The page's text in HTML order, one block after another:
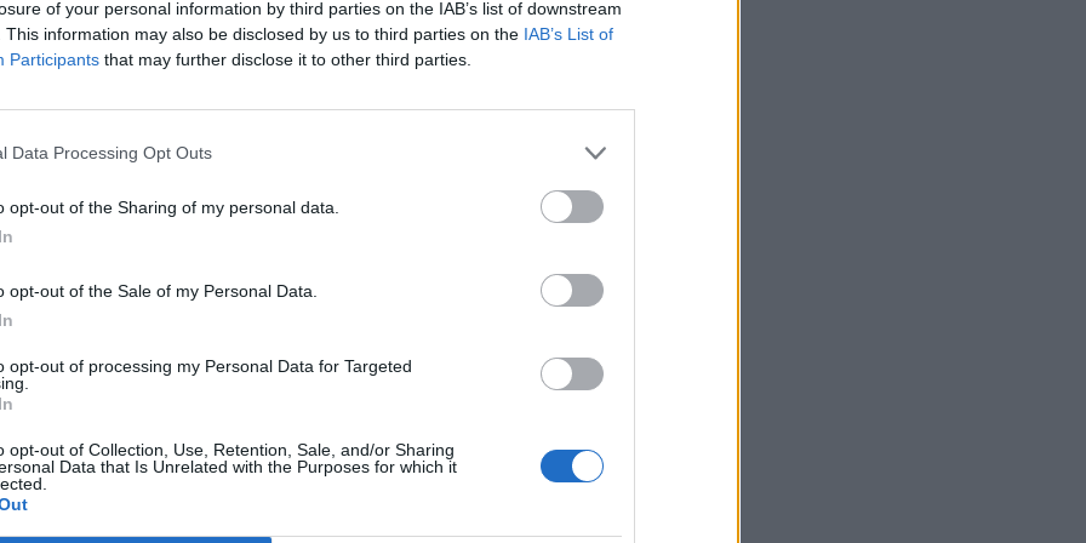
of your personal information by third parties on the IAB’s list of downstream
This information may also be disclosed by us to third parties on the IAB’s List of
Participants that may further disclose it to other third parties.
Data Processing Opt Outs
opt-out of the Sharing of my personal data.
opt-out of the Sale of my Personal Data.
opt-out of processing my Personal Data for Targeted
opt-out of Collection, Use, Retention, Sale, and/or Sharing
Data that Is Unrelated with the Purposes for which it
gyártandó, az európai vásárlói igények kielégítésére fókuszáló kompakt
hogy a hagyományos értékei - a minőség...
portfolio.hu hírarchívumához tartozik, melynek olvasása előfizetéses
cikkarchívum
elmúlt 2 év napon belüli
Előfizetés